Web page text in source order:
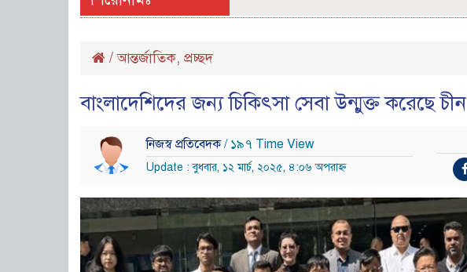
/আন্তর্জাতিক, প্রচ্ছদ
বাংলাদেশিদের জন্য চিকিৎসা সেবা উন্মুক্ত করেছে চীন
নিজস্ব প্রতিবেদক/ ১৯৭ Time View
Update : বুধবার, ১২ মার্চ, ২০২৫, ৪:০৬ অপরাহ্ন